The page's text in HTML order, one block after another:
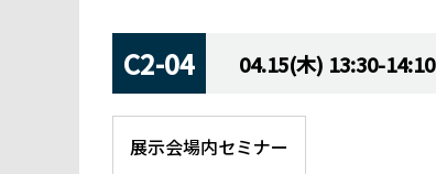
C2-04 04.15(木) 13:30-14:10
展示会場内セミナー